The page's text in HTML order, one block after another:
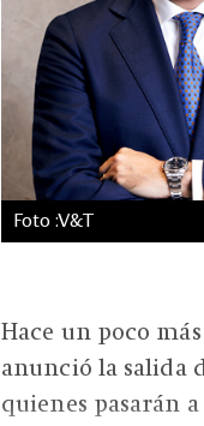
Foto :V&T
Hace un poco
anunció la salida
quienes pasarán